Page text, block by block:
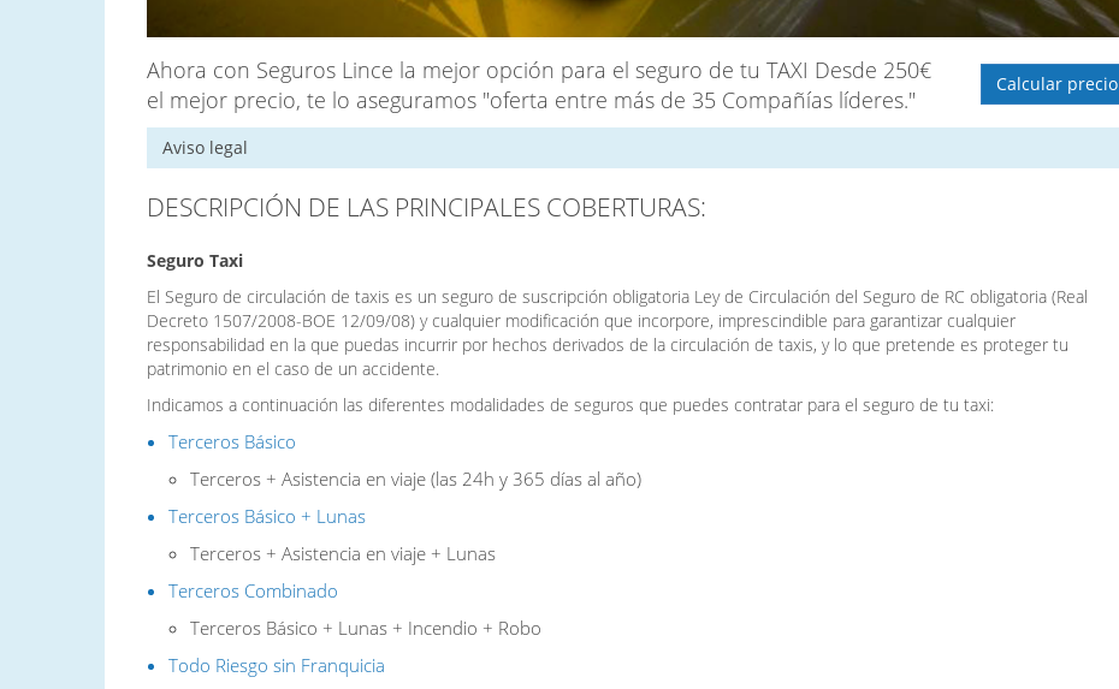
Ahora con Seguros Lince la mejor opción para el seguro de tu TAXI Desde 250€
el mejor precio, te lo aseguramos "oferta entre más de 35 Compañías líderes."
Calcular precio
Aviso legal
DESCRIPCIÓN DE LAS PRINCIPALES COBERTURAS:
Seguro Taxi
El Seguro de circulación de taxis es un seguro de suscripción obligatoria Ley de Circulación del Seguro de RC obligatoria (Real
Decreto 1507/2008-BOE 12/09/08) y cualquier modificación que incorpore, imprescindible para garantizar cualquier
responsabilidad en la que puedas incurrir por hechos derivados de la circulación de taxis, y lo que pretende es proteger tu
patrimonio en el caso de un accidente.
Indicamos a continuación las diferentes modalidades de seguros que puedes contratar para el seguro de tu taxi:
Terceros Básico
Terceros + Asistencia en viaje (las 24h y 365 días al año)
Terceros Básico + Lunas
Terceros + Asistencia en viaje + Lunas
Terceros Combinado
Terceros Básico + Lunas + Incendio + Robo
Todo Riesgo sin Franquicia